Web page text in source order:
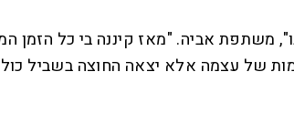
משתפת אביה. "מאז קיננה בי כל הזמן
עצמה אלא יצאה החוצה בשביל